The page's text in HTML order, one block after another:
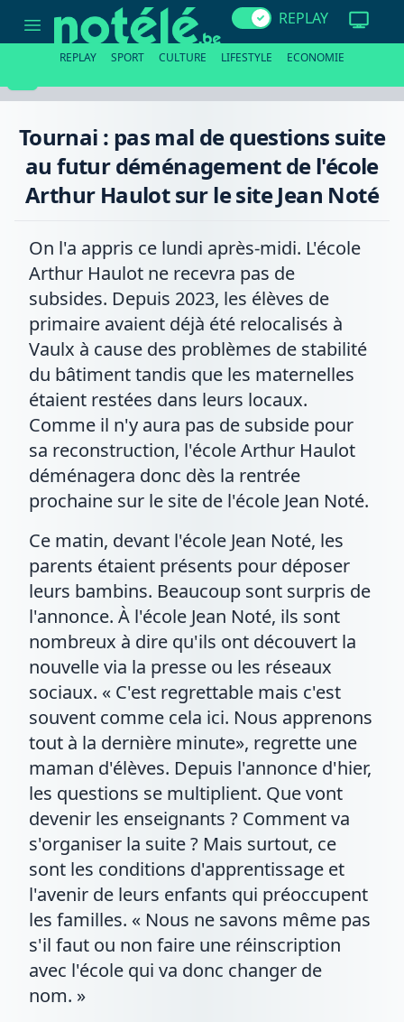
suite
déménagement
l'école
Haulot
REPLAY
REPLAY SPORT CULTURE LIFESTYLE ECONOMIE
Tournai : pas mal de questions suite
au futur déménagement de l'école
Arthur Haulot sur le site Jean Noté
On l'a appris ce lundi après-midi. L'école
Arthur Haulot ne recevra pas de
subsides. Depuis 2023, les élèves de
primaire avaient déjà été relocalisés à
Vaulx à cause des problèmes de stabilité
du bâtiment tandis que les maternelles
étaient restées dans leurs locaux.
Comme il n'y aura pas de subside pour
sa reconstruction, l'école Arthur Haulot
déménagera donc dès la rentrée
prochaine sur le site de l'école Jean Noté.
Ce matin, devant l'école Jean Noté, les
parents étaient présents pour déposer
leurs bambins. Beaucoup sont surpris de
l'annonce. À l'école Jean Noté, ils sont
nombreux à dire qu'ils ont découvert la
nouvelle via la presse ou les réseaux
sociaux. « C'est regrettable mais c'est
souvent comme cela ici. Nous apprenons
tout à la dernière minute», regrette une
maman d'élèves. Depuis l'annonce d'hier,
les questions se multiplient. Que vont
devenir les enseignants ? Comment va
s'organiser la suite ? Mais surtout, ce
sont les conditions d'apprentissage et
l'avenir de leurs enfants qui préoccupent
les familles. « Nous ne savons même pas
s'il faut ou non faire une réinscription
avec l'école qui va donc changer de
nom. »